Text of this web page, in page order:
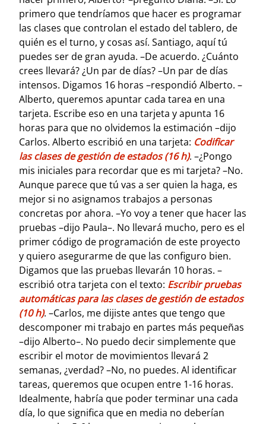
primero que tendríamos que hacer es programar
las clases que controlan el estado del tablero, de
quién es el turno, y cosas así. Santiago, aquí tú
puedes ser de gran ayuda. –De acuerdo. ¿Cuánto
crees llevará? ¿Un par de días? –Un par de días
intensos. Digamos 16 horas –respondió Alberto. –
Alberto, queremos apuntar cada tarea en una
tarjeta. Escribe eso en una tarjeta y apunta 16
horas para que no olvidemos la estimación –dijo
Carlos. Alberto escribió en una tarjeta: Codificar
las clases de gestión de estados (16 h). –¿Pongo
mis iniciales para recordar que es mi tarjeta? –No.
Aunque parece que tú vas a ser quien la haga, es
mejor si no asignamos trabajos a personas
concretas por ahora. –Yo voy a tener que hacer las
pruebas –dijo Paula–. No llevará mucho, pero es el
primer código de programación de este proyecto
y quiero asegurarme de que las configuro bien.
Digamos que las pruebas llevarán 10 horas. –
escribió otra tarjeta con el texto: Escribir pruebas
automáticas para las clases de gestión de estados
(10 h). –Carlos, me dijiste antes que tengo que
descomponer mi trabajo en partes más pequeñas
–dijo Alberto–. No puedo decir simplemente que
escribir el motor de movimientos llevará 2
semanas, ¿verdad? –No, no puedes. Al identificar
tareas, queremos que ocupen entre 1-16 horas.
Idealmente, habría que poder terminar una cada
día, lo que significa que en media no deberían